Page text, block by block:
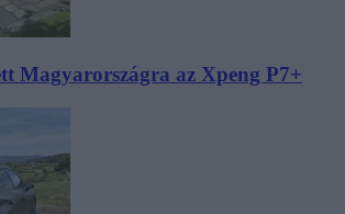
Magyarországra az Xpeng P7+